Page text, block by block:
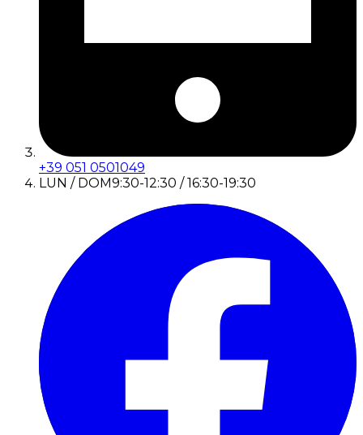
+39 051 0501049
LUN / DOM9:30-12:30 / 16:30-19:30